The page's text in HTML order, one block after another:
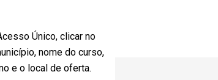
Único, clicar no
nome do curso,
e o local de oferta.